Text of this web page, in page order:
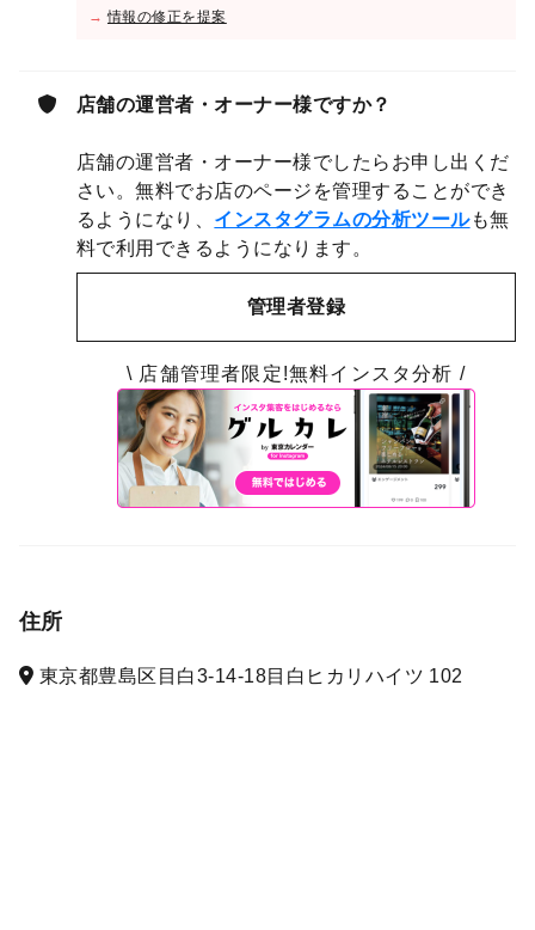
→情報の修正を提案
店舗の運営者・オーナー様ですか？
店舗の運営者・オーナー様でしたらお申し出くだ
さい。無料でお店のページを管理することができ
るようになり、 インスタグラムの分析ツールも無
料で利用できるようになります。
管理者登録
\ 店舗管理者限定!無料インスタ分析 /
住所
東京都豊島区目白3-14-18目白ヒカリハイツ 102